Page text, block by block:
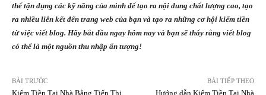
thể tận dụng các kỹ năng của mình để tạo ra nội dung chất lượng cao, tạo
ra nhiều liên kết đến trang web của bạn và tạo ra những cơ hội kiếm tiền
từ việc viết blog. Hãy bắt đầu ngay hôm nay và bạn sẽ thấy rằng viết blog
có thể là một nguồn thu nhập ấn tượng!
BÀI TRƯỚC
Kiếm Tiền Tại Nhà Bằng Tiếp Thị
BÀI TIẾP THEO
Hướng dẫn Kiếm Tiền Tại Nhà